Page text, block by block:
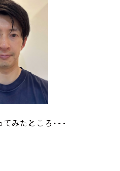
みたところ・・・